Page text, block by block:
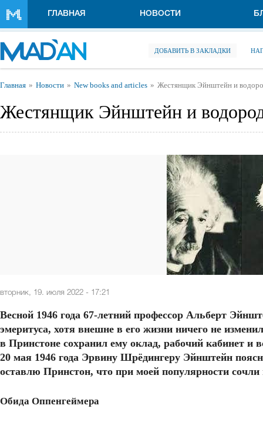
ГЛАВНАЯ НОВОСТИ
ДОБАВИТЬ В ЗАКЛАДКИ
Вы здесь
Главная Новости New books and articles Жестянщик Эйнштейн и
Жестянщик Эйнштейн и
вторник, 19. июля 2022 - 17:21
Весной 1946 года 67-летний профессор Альберт
эмеритуса, хотя внешне в его жизни ничего не
в Принстоне сохранил ему оклад, рабочий кабинет и
20 мая 1946 года Эрвину Шрёдингеру Эйнштейн
оставлю Принстон, что при моей популярности
Обида Оппенгеймера